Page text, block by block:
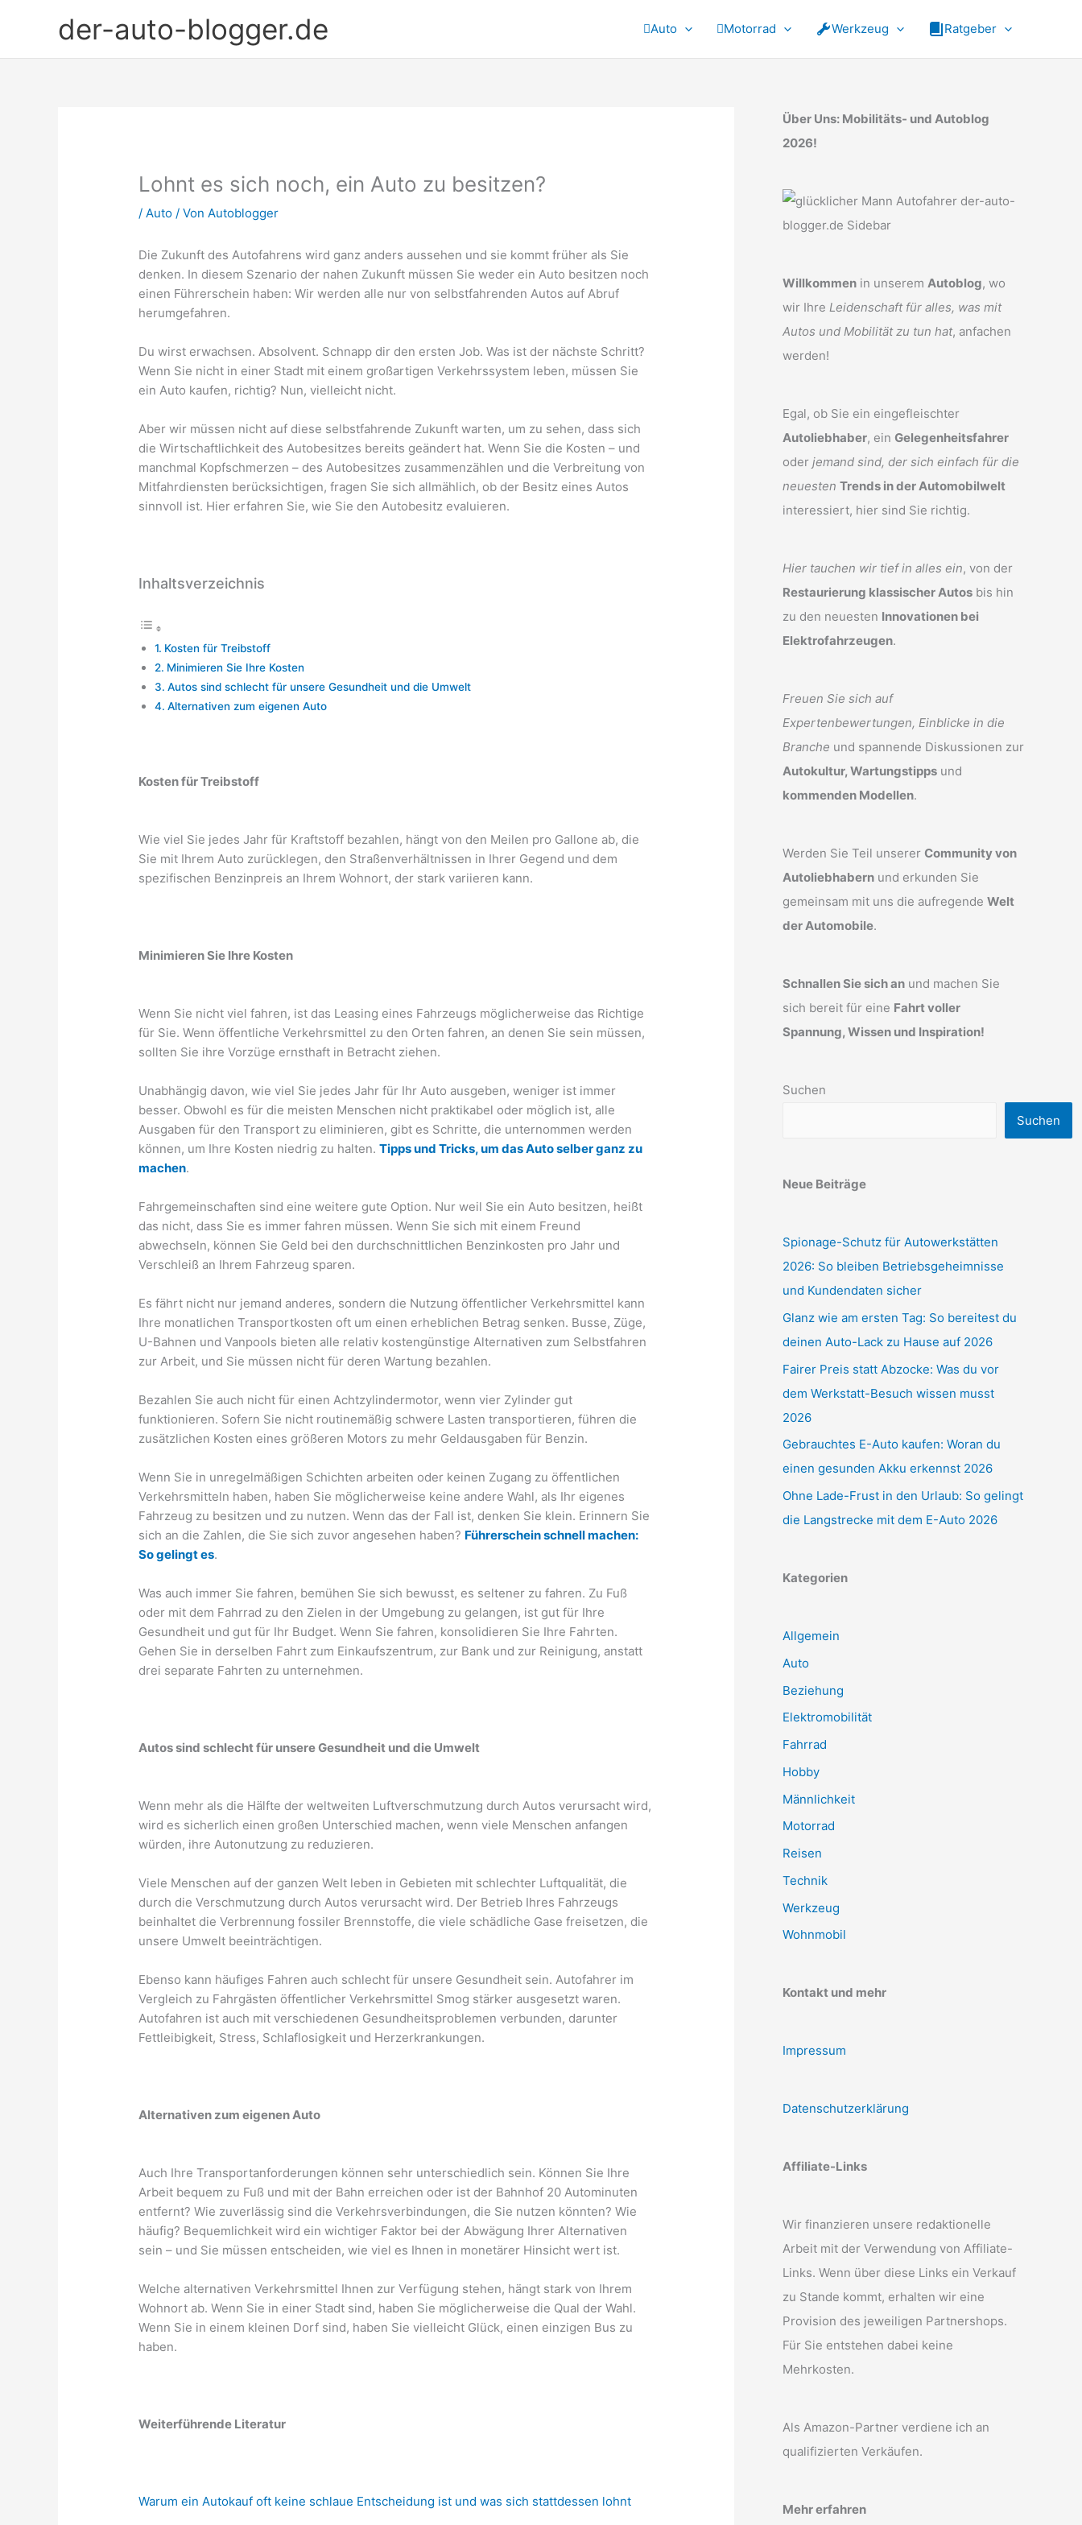
der-auto-blogger.de Auto Motorrad Werkzeug Ratgeber
Lohnt es sich noch, ein Auto zu besitzen?
/Auto / VonAutoblogger
Die Zukunft des Autofahrens wird ganz anders aussehen und sie kommt früher als Sie
denken. In diesem Szenario der nahen Zukunft müssen Sie weder ein Auto besitzen noch
einen Führerschein haben: Wir werden alle nur von selbstfahrenden Autos auf Abruf
herumgefahren.
Du wirst erwachsen. Absolvent. Schnapp dir den ersten Job. Was ist der nächste Schritt?
Wenn Sie nicht in einer Stadt mit einem großartigen Verkehrssystem leben, müssen Sie
ein Auto kaufen, richtig? Nun, vielleicht nicht.
Aber wir müssen nicht auf diese selbstfahrende Zukunft warten, um zu sehen, dass sich
die Wirtschaftlichkeit des Autobesitzes bereits geändert hat. Wenn Sie die Kosten – und
manchmal Kopfschmerzen – des Autobesitzes zusammenzählen und die Verbreitung von
Mitfahrdiensten berücksichtigen, fragen Sie sich allmählich, ob der Besitz eines Autos
sinnvoll ist. Hier erfahren Sie, wie Sie den Autobesitz evaluieren.
Inhaltsverzeichnis
Kosten für Treibstoff
Minimieren Sie Ihre Kosten
Autos sind schlecht für unsere Gesundheit und die Umwelt
Alternativen zum eigenen Auto
Kosten für Treibstoff
Wie viel Sie jedes Jahr für Kraftstoff bezahlen, hängt von den Meilen pro Gallone ab, die
Sie mit Ihrem Auto zurücklegen, den Straßenverhältnissen in Ihrer Gegend und dem
spezifischen Benzinpreis an Ihrem Wohnort, der stark variieren kann.
Minimieren Sie Ihre Kosten
Wenn Sie nicht viel fahren, ist das Leasing eines Fahrzeugs möglicherweise das Richtige
für Sie. Wenn öffentliche Verkehrsmittel zu den Orten fahren, an denen Sie sein müssen,
sollten Sie ihre Vorzüge ernsthaft in Betracht ziehen.
Unabhängig davon, wie viel Sie jedes Jahr für Ihr Auto ausgeben, weniger ist immer
besser. Obwohl es für die meisten Menschen nicht praktikabel oder möglich ist, alle
Ausgaben für den Transport zu eliminieren, gibt es Schritte, die unternommen werden
können, um Ihre Kosten niedrig zu halten.Tipps und Tricks, um das Auto selber ganz zu
machen.
Fahrgemeinschaften sind eine weitere gute Option. Nur weil Sie ein Auto besitzen, heißt
das nicht, dass Sie es immer fahren müssen. Wenn Sie sich mit einem Freund
abwechseln, können Sie Geld bei den durchschnittlichen Benzinkosten pro Jahr und
Verschleiß an Ihrem Fahrzeug sparen.
Es fährt nicht nur jemand anderes, sondern die Nutzung öffentlicher Verkehrsmittel kann
Ihre monatlichen Transportkosten oft um einen erheblichen Betrag senken. Busse, Züge,
U-Bahnen und Vanpools bieten alle relativ kostengünstige Alternativen zum Selbstfahren
zur Arbeit, und Sie müssen nicht für deren Wartung bezahlen.
Bezahlen Sie auch nicht für einen Achtzylindermotor, wenn vier Zylinder gut
funktionieren. Sofern Sie nicht routinemäßig schwere Lasten transportieren, führen die
zusätzlichen Kosten eines größeren Motors zu mehr Geldausgaben für Benzin.
Wenn Sie in unregelmäßigen Schichten arbeiten oder keinen Zugang zu öffentlichen
Verkehrsmitteln haben, haben Sie möglicherweise keine andere Wahl, als Ihr eigenes
Fahrzeug zu besitzen und zu nutzen. Wenn das der Fall ist, denken Sie klein. Erinnern Sie
sich an die Zahlen, die Sie sich zuvor angesehen haben? Führerschein schnell machen:
So gelingt es.
Was auch immer Sie fahren, bemühen Sie sich bewusst, es seltener zu fahren. Zu Fuß
oder mit dem Fahrrad zu den Zielen in der Umgebung zu gelangen, ist gut für Ihre
Gesundheit und gut für Ihr Budget. Wenn Sie fahren, konsolidieren Sie Ihre Fahrten.
Gehen Sie in derselben Fahrt zum Einkaufszentrum, zur Bank und zur Reinigung, anstatt
drei separate Fahrten zu unternehmen.
Autos sind schlecht für unsere Gesundheit und die Umwelt
Wenn mehr als die Hälfte der weltweiten Luftverschmutzung durch Autos verursacht wird,
wird es sicherlich einen großen Unterschied machen, wenn viele Menschen anfangen
würden, ihre Autonutzung zu reduzieren.
Viele Menschen auf der ganzen Welt leben in Gebieten mit schlechter Luftqualität, die
durch die Verschmutzung durch Autos verursacht wird. Der Betrieb Ihres Fahrzeugs
beinhaltet die Verbrennung fossiler Brennstoffe, die viele schädliche Gase freisetzen, die
unsere Umwelt beeinträchtigen.
Ebenso kann häufiges Fahren auch schlecht für unsere Gesundheit sein. Autofahrer im
Vergleich zu Fahrgästen öffentlicher Verkehrsmittel Smog stärker ausgesetzt waren.
Autofahren ist auch mit verschiedenen Gesundheitsproblemen verbunden, darunter
Fettleibigkeit, Stress, Schlaflosigkeit und Herzerkrankungen.
Alternativen zum eigenen Auto
Auch Ihre Transportanforderungen können sehr unterschiedlich sein. Können Sie Ihre
Arbeit bequem zu Fuß und mit der Bahn erreichen oder ist der Bahnhof 20 Autominuten
entfernt? Wie zuverlässig sind die Verkehrsverbindungen, die Sie nutzen könnten? Wie
häufig? Bequemlichkeit wird ein wichtiger Faktor bei der Abwägung Ihrer Alternativen
sein – und Sie müssen entscheiden, wie viel es Ihnen in monetärer Hinsicht wert ist.
Welche alternativen Verkehrsmittel Ihnen zur Verfügung stehen, hängt stark von Ihrem
Wohnort ab. Wenn Sie in einer Stadt sind, haben Sie möglicherweise die Qual der Wahl.
Wenn Sie in einem kleinen Dorf sind, haben Sie vielleicht Glück, einen einzigen Bus zu
haben.
Weiterführende Literatur
Warum ein Autokauf oft keine schlaue Entscheidung ist und was sich stattdessen lohnt
Über Uns: Mobilitäts- und Autoblog
2026!
Willkommen in unserem Autoblog, wo
wir Ihre Leidenschaft für alles, was mit
Autos und Mobilität zu tun hat, anfachen
werden!
Egal, ob Sie ein eingefleischter
Autoliebhaber, ein Gelegenheitsfahrer
oder jemand sind, der sich einfach für die
neuesten Trends in der Automobilwelt
interessiert, hier sind Sie richtig.
Hier tauchen wir tief in alles ein, von der
Restaurierung klassischer Autos bis hin
zu den neuesten Innovationen bei
Elektrofahrzeugen.
Freuen Sie sich auf
Expertenbewertungen, Einblicke in die
Branche und spannende Diskussionen zur
Autokultur, Wartungstipps und
kommenden Modellen.
Werden Sie Teil unserer Community von
Autoliebhabern und erkunden Sie
gemeinsam mit uns die aufregende Welt
der Automobile.
Schnallen Sie sich an und machen Sie
sich bereit für eine Fahrt voller
Spannung, Wissen und Inspiration!
Suchen
Suchen
Neue Beiträge
Spionage-Schutz für Autowerkstätten
2026: So bleiben Betriebsgeheimnisse
und Kundendaten sicher
Glanz wie am ersten Tag: So bereitest du
deinen Auto-Lack zu Hause auf 2026
Fairer Preis statt Abzocke: Was du vor
dem Werkstatt-Besuch wissen musst
2026
Gebrauchtes E-Auto kaufen: Woran du
einen gesunden Akku erkennst 2026
Ohne Lade-Frust in den Urlaub: So gelingt
die Langstrecke mit dem E-Auto 2026
Kategorien
Allgemein
Auto
Beziehung
Elektromobilität
Fahrrad
Hobby
Männlichkeit
Motorrad
Reisen
Technik
Werkzeug
Wohnmobil
Kontakt und mehr
Impressum
Datenschutzerklärung
Affiliate-Links
Wir finanzieren unsere redaktionelle
Arbeit mit der Verwendung von Affiliate-
Links. Wenn über diese Links ein Verkauf
zu Stande kommt, erhalten wir eine
Provision des jeweiligen Partnershops.
Für Sie entstehen dabei keine
Mehrkosten.
Als Amazon-Partner verdiene ich an
qualifizierten Verkäufen.
Mehr erfahren